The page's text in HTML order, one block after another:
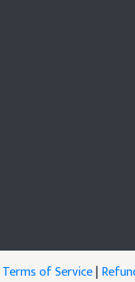
Terms of Service|